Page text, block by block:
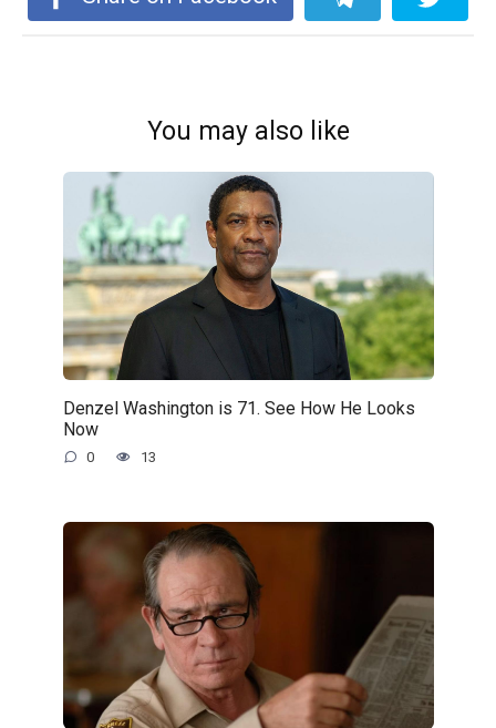
You may also like
Denzel Washington is 71. See How He Looks
Now
0 13